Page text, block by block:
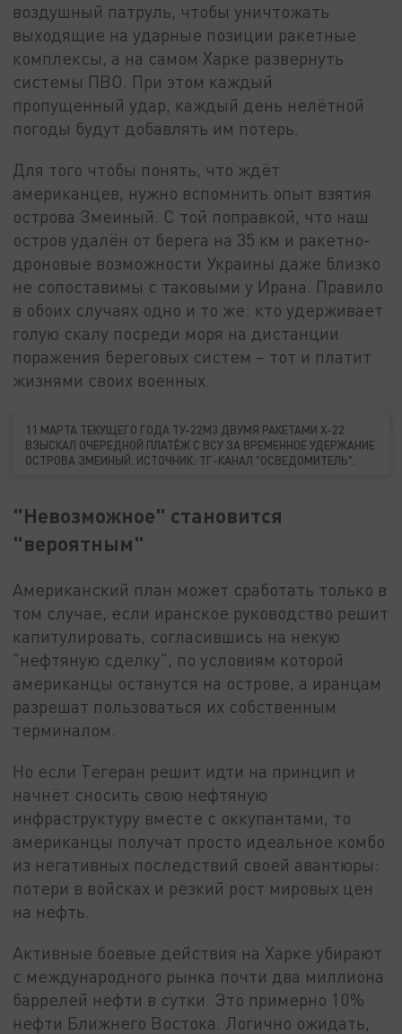
воздушный патруль, чтобы уничтожать
выходящие на ударные позиции ракетные
комплексы, а на самом Харке развернуть
системы ПВО. При этом каждый
пропущенный удар, каждый день нелётной
погоды будут добавлять им потерь.
Для того чтобы понять, что ждёт
американцев, нужно вспомнить опыт взятия
острова Змеиный. С той поправкой, что наш
остров удалён от берега на 35 км и ракетно-
дроновые возможности Украины даже близко
не сопоставимы с таковыми у Ирана. Правило
в обоих случаях одно и то же: кто удерживает
голую скалу посреди моря на дистанции
поражения береговых систем – тот и платит
жизнями своих военных.
11 МАРТА ТЕКУЩЕГО ГОДА ТУ-22М3 ДВУМЯ РАКЕТАМИ Х-22
ВЗЫСКАЛ ОЧЕРЕДНОЙ ПЛАТЁЖ С ВСУ ЗА ВРЕМЕННОЕ УДЕРЖАНИЕ
ОСТРОВА ЗМЕИНЫЙ. ИСТОЧНИК: ТГ-КАНАЛ "ОСВЕДОМИТЕЛЬ".
"Невозможное" становится
"вероятным"
Американский план может сработать только в
том случае, если иранское руководство решит
капитулировать, согласившись на некую
"нефтяную сделку", по условиям которой
американцы останутся на острове, а иранцам
разрешат пользоваться их собственным
терминалом.
Но если Тегеран решит идти на принцип и
начнёт сносить свою нефтяную
инфраструктуру вместе с оккупантами, то
американцы получат просто идеальное комбо
из негативных последствий своей авантюры:
потери в войсках и резкий рост мировых цен
на нефть.
Активные боевые действия на Харке убирают
с международного рынка почти два миллиона
баррелей нефти в сутки. Это примерно 10%
нефти Ближнего Востока. Логично ожидать,